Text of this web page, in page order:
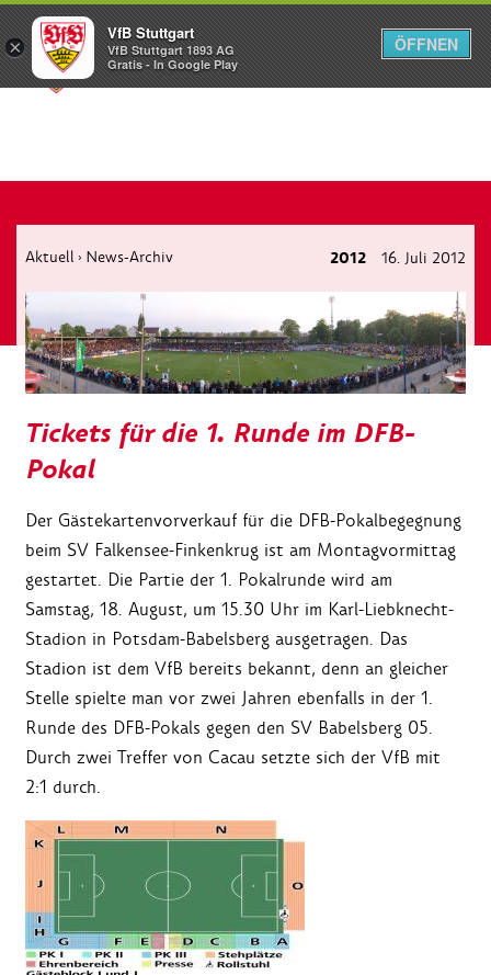
Menü
Aktuell › News-Archiv 2012 16. Juli 2012
Tickets für die 1. Runde im DFB-
Pokal
Der Gästekartenvorverkauf für die DFB-Pokalbegegnung
beim SV Falkensee-Finkenkrug ist am Montagvormittag
gestartet. Die Partie der 1. Pokalrunde wird am
Samstag, 18. August, um 15.30 Uhr im Karl-Liebknecht-
Stadion in Potsdam-Babelsberg ausgetragen. Das
Stadion ist dem VfB bereits bekannt, denn an gleicher
Stelle spielte man vor zwei Jahren ebenfalls in der 1.
Runde des DFB-Pokals gegen den SV Babelsberg 05.
Durch zwei Treffer von Cacau setzte sich der VfB mit
2:1 durch.
×
VfB Stuttgart
VfB Stuttgart 1893 AG
Gratis - In Google Play
ÖFFNEN